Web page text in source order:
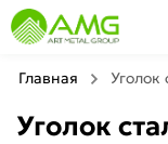
Главная Уголок
Уголок